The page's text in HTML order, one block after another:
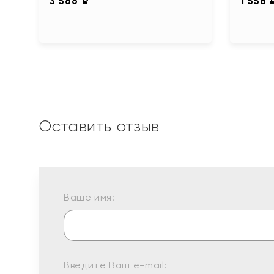
Оставить отзыв
Ваше имя:
Введите Ваш e-mail: